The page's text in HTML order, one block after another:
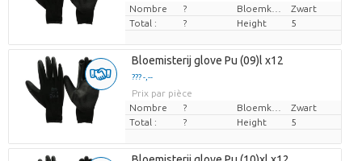
Nombre
?
Zwart
Total :
? Height 5
Bloemisterij glove Pu (09)l x12
??? -,--
Prix par pièce
Nombre
?
Zwart
Total :
? Height 5